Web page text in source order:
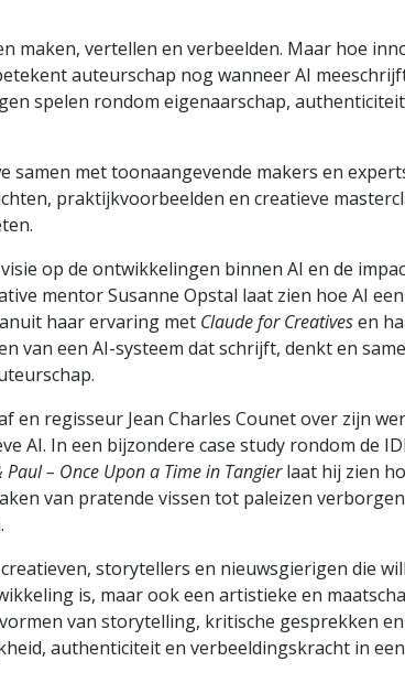
maken, vertellen en verbeelden. Maar hoe
auteurschap nog wanneer AI
spelen rondom eigenaarschap,
samen met toonaangevende makers en
praktijkvoorbeelden en creatieve
op de ontwikkelingen binnen AI en de
mentor Susanne Opstal laat zien hoe AI
haar ervaring met Claude for Creativesen
van een AI-systeem dat schrijft, denkt en
regisseur Jean Charles Counet over zijn
AI. In een bijzondere case study rondom de
– Once Upon a Time in Tangierlaat hij zien
van pratende vissen tot paleizen
storytellers en nieuwsgierigen die
is, maar ook een artistieke en
van storytelling, kritische gesprekken
authenticiteit en verbeeldingskracht in